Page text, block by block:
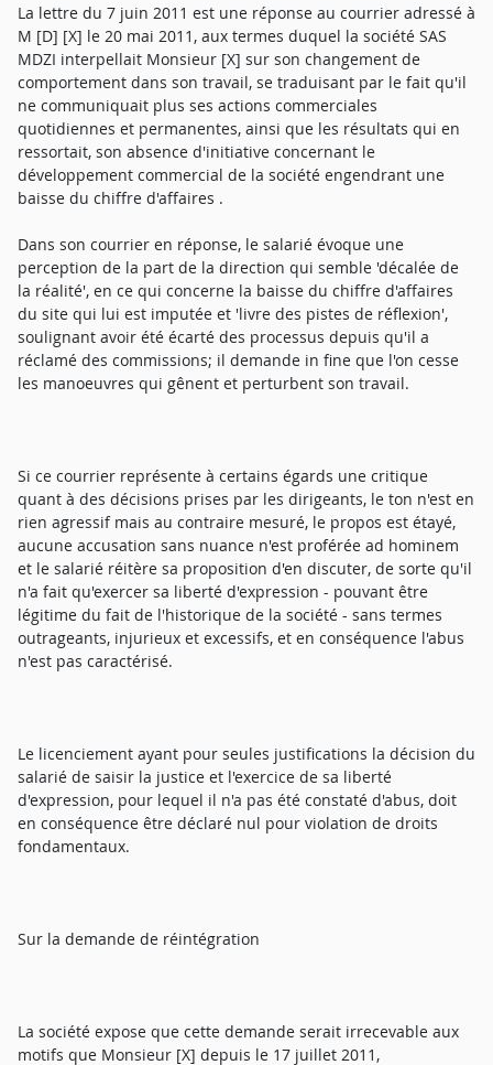
La lettre du 7 juin 2011 est une réponse au courrier adressé à
M [D] [X] le 20 mai 2011, aux termes duquel la société SAS
MDZI interpellait Monsieur [X] sur son changement de
comportement dans son travail, se traduisant par le fait qu'il
ne communiquait plus ses actions commerciales
quotidiennes et permanentes, ainsi que les résultats qui en
ressortait, son absence d'initiative concernant le
développement commercial de la société engendrant une
baisse du chiffre d'affaires .
Dans son courrier en réponse, le salarié évoque une
perception de la part de la direction qui semble 'décalée de
la réalité', en ce qui concerne la baisse du chiffre d'affaires
du site qui lui est imputée et 'livre des pistes de réflexion',
soulignant avoir été écarté des processus depuis qu'il a
réclamé des commissions; il demande in fine que l'on cesse
les manoeuvres qui gênent et perturbent son travail.
Si ce courrier représente à certains égards une critique
quant à des décisions prises par les dirigeants, le ton n'est en
rien agressif mais au contraire mesuré, le propos est étayé,
aucune accusation sans nuance n'est proférée ad hominem
et le salarié réitère sa proposition d'en discuter, de sorte qu'il
n'a fait qu'exercer sa liberté d'expression - pouvant être
légitime du fait de l'historique de la société - sans termes
outrageants, injurieux et excessifs, et en conséquence l'abus
n'est pas caractérisé.
Le licenciement ayant pour seules justifications la décision du
salarié de saisir la justice et l'exercice de sa liberté
d'expression, pour lequel il n'a pas été constaté d'abus, doit
en conséquence être déclaré nul pour violation de droits
fondamentaux.
Sur la demande de réintégration
La société expose que cette demande serait irrecevable aux
motifs que Monsieur [X] depuis le 17 juillet 2011,